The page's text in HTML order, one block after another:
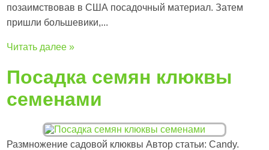
позаимствовав в США посадочный материал. Затем
пришли большевики,...
Читать далее »
Посадка семян клюквы
семенами
Размножение садовой клюквы Автор статьи: Candy.